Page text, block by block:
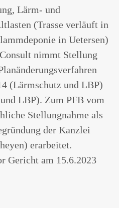
Lärm- und
(Trasse verläuft in
in Uetersen)
nimmt Stellung
(Lärmschutz und LBP)
LBP). Zum PFB vom
Stellungnahme als
der Kanzlei
erarbeitet.
Gericht am 15.6.2023